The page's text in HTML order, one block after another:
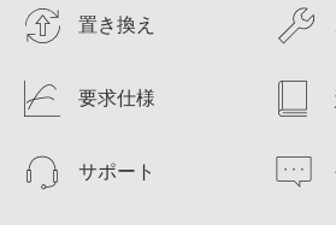
置き換え
要求仕様
サポート